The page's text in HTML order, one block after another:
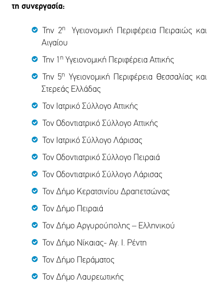
τη συνεργασία:
Την 2η
Υγειονομική Περιφέρεια Πειραιώς και
Αιγαίου
Την 1 η Υγειονομική Περιφέρεια Αττικής
Την 5η
Υγειονομική Περιφέρεια Θεσσαλίας και
Στερεάς Ελλάδας
Τον Ιατρικό Σύλλογο Αττικής
Τον Οδοντιατρικό Σύλλογο Αττικής
Τον Ιατρικό Σύλλογο Λάρισας
Τον Οδοντιατρικό Σύλλογο Πειραιά
Τον Οδοντιατρικό Σύλλογο Λάρισας
Τον Δήμο Κερατσινίου Δραπετσώνας
Τον Δήμο Πειραιά
Τον Δήμο Αργυρούπολης – Ελληνικού
Τον Δήμο Νίκαιας- Αγ. Ι. Ρέντη
Τον Δήμο Περάματος
Τον Δήμο Λαυρεωτικής